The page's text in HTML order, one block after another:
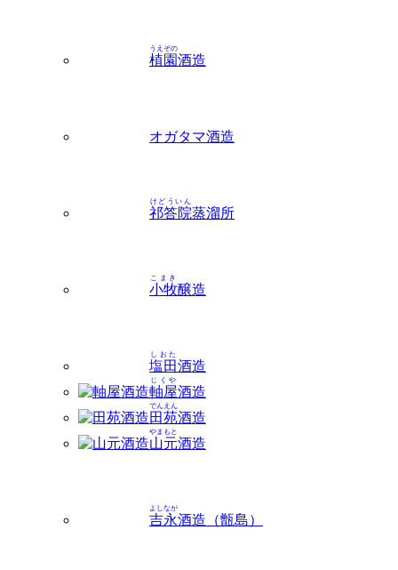
植園
うえぞの
酒造
オガタマ酒造
祁答院
けどういん
蒸溜所
小牧
こまき
醸造
塩田
しおた
酒造
軸屋
じくや
酒造
田苑
でんえん
酒造
山元
やまもと
酒造
吉永
よしなが
酒造（甑島）